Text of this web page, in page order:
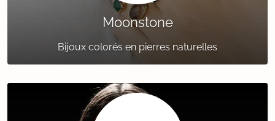
Moonstone
Bijoux colorés en pierres naturelles